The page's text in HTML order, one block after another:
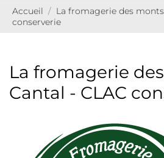
Accueil
La fromagerie des
conserverie
La fromagerie
Cantal - CLAC